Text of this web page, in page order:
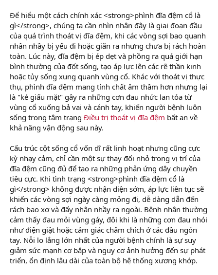
Để hiểu một cách chính xác <strong>phình đĩa đệm cổ là
gì</strong>, chúng ta cần nhìn nhận đây là giai đoạn đầu
của quá trình thoát vị đĩa đệm, khi các vòng sợi bao quanh
nhân nhầy bị yếu đi hoặc giãn ra nhưng chưa bị rách hoàn
toàn. Lúc này, đĩa đệm bị ép dẹt và phồng ra quá giới hạn
bình thường của đốt sống, tạo áp lực lên các rễ thần kinh
hoặc tủy sống xung quanh vùng cổ. Khác với thoát vị thực
thụ, phình đĩa đệm mang tính chất âm thầm hơn nhưng lại
là "kẻ giấu mặt" gây ra những cơn đau nhức lan tỏa từ
vùng cổ xuống bả vai và cánh tay, khiến người bệnh luôn
sống trong tâm trạng Điều trị thoát vị đĩa đệm bất an về
khả năng vận động sau này.
Cấu trúc cột sống cổ vốn dĩ rất linh hoạt nhưng cũng cực
kỳ nhạy cảm, chỉ cần một sự thay đổi nhỏ trong vị trí của
đĩa đệm cũng đủ để tạo ra những phản ứng dây chuyền
tiêu cực. Khi tình trạng <strong>phình đĩa đệm cổ là
gì</strong> không được nhận diện sớm, áp lực liên tục sẽ
khiến các vòng sợi ngày càng mỏng đi, dễ dàng dẫn đến
rách bao xơ và đẩy nhân nhầy ra ngoài. Bệnh nhân thường
cảm thấy đau mỏi vùng gáy, đôi khi là những cơn đau nhói
như điện giật hoặc cảm giác châm chích ở các đầu ngón
tay. Nỗi lo lắng lớn nhất của người bệnh chính là sự suy
giảm sức mạnh cơ bắp và nguy cơ ảnh hưởng đến sự phát
triển, ổn định lâu dài của toàn bộ hệ thống xương khớp.